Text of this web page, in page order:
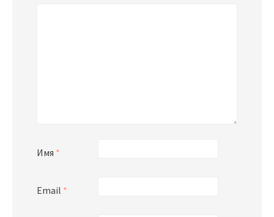
Имя *
Email *